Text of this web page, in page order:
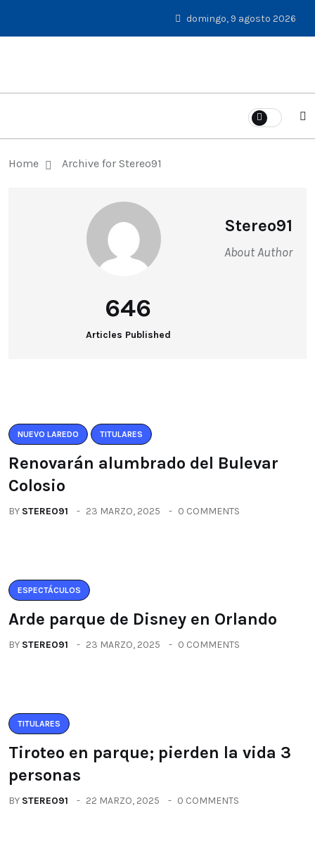
domingo, 9 agosto 2026
Home Archive for Stereo91
Stereo91
About Author
646
Articles Published
NUEVO LAREDO TITULARES
Renovarán alumbrado del Bulevar
Colosio
BY STEREO91 23 MARZO, 2025 0 COMMENTS
ESPECTÁCULOS
Arde parque de Disney en Orlando
BY STEREO91 23 MARZO, 2025 0 COMMENTS
TITULARES
Tiroteo en parque; pierden la vida 3
personas
BY STEREO91 22 MARZO, 2025 0 COMMENTS